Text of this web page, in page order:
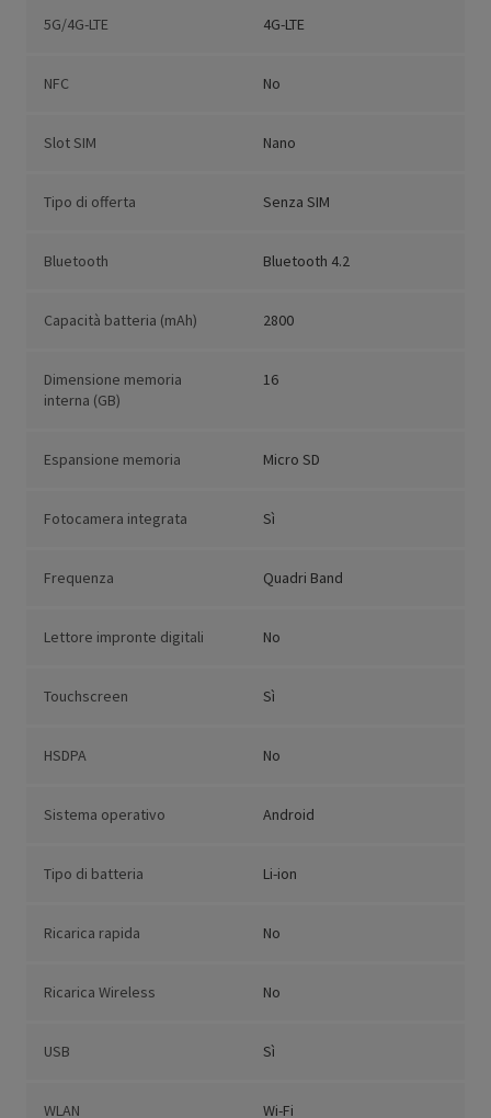
5G/4G-LTE 4G-LTE
NFC No
Slot SIM Nano
Tipo di offerta Senza SIM
Bluetooth Bluetooth 4.2
Capacità batteria (mAh) 2800
Dimensione memoria
interna (GB)
16
Espansione memoria Micro SD
Fotocamera integrata Sì
Frequenza Quadri Band
Lettore impronte digitali No
Touchscreen Sì
HSDPA No
Sistema operativo Android
Tipo di batteria Li-ion
Ricarica rapida No
Ricarica Wireless No
USB Sì
WLAN Wi-Fi